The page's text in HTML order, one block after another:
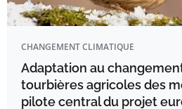
CHANGEMENT CLIMATIQUE
Adaptation au
tourbières agricoles des
pilote central du projet